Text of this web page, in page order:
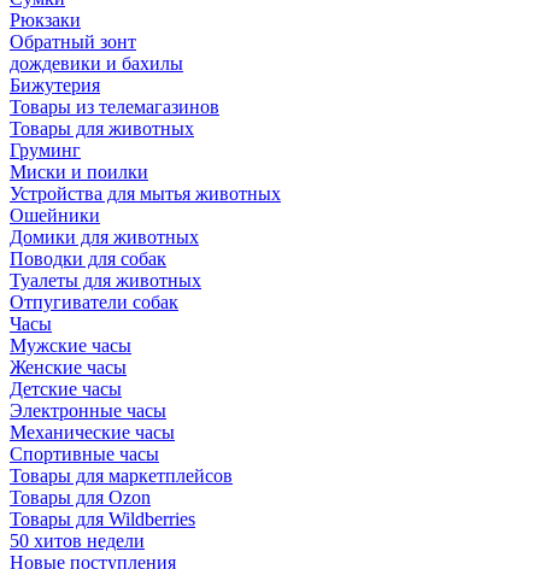
Рюкзаки
Обратный зонт
дождевики и бахилы
Бижутерия
Товары из телемагазинов
Товары для животных
Груминг
Миски и поилки
Устройства для мытья животных
Ошейники
Домики для животных
Поводки для собак
Туалеты для животных
Отпугиватели собак
Часы
Мужские часы
Женские часы
Детские часы
Электронные часы
Механические часы
Спортивные часы
Товары для маркетплейсов
Товары для Ozon
Товары для Wildberries
50 хитов недели
Новые поступления